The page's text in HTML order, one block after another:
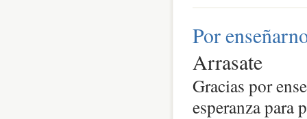
Por
Arrasate
Gracias por
esperanza para